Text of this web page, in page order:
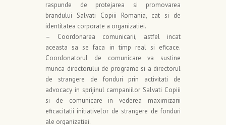
raspunde de protejarea si promovarea
brandului Salvati Copiii Romania, cat si de
identitatea corporate a organizatiei.
– Coordonarea comunicarii, astfel incat
aceasta sa se faca in timp real si eficace.
Coordonatorul de comunicare va sustine
munca directorului de programe si a directorul
de strangere de fonduri prin activitati de
advocacy in sprijinul campaniilor Salvati Copiii
si de comunicare in vederea maximizarii
eficacitatii initiativelor de strangere de fonduri
ale organizatiei.